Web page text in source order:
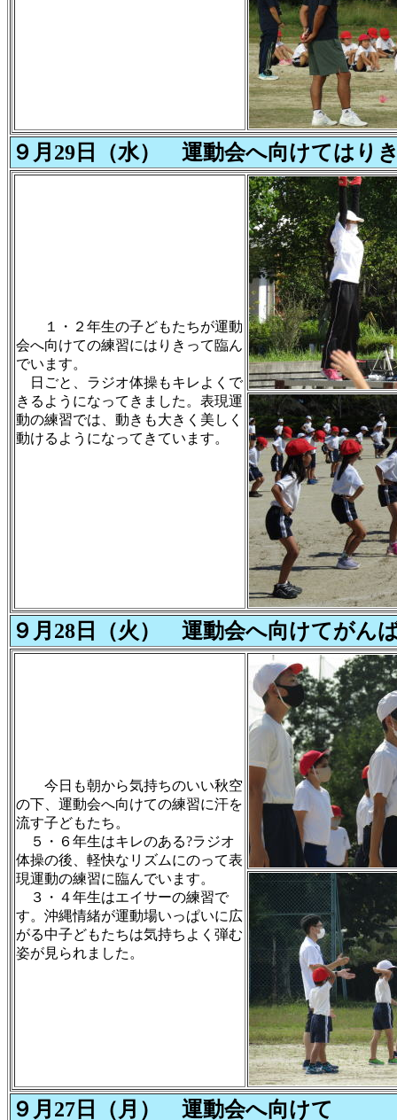
９月29日（水） 運動会へ向けてはり
１・２年生の子どもたちが運動
会へ向けての練習にはりきって臨ん
でいます。
日ごと、ラジオ体操もキレよくで
きるようになってきました。表現運
動の練習では、動きも大きく美しく
動けるようになってきています。
９月28日（火） 運動会へ向けてがん
今日も朝から気持ちのいい秋空
の下、運動会へ向けての練習に汗を
流す子どもたち。
５・６年生はキレのある?ラジオ
体操の後、軽快なリズムにのって表
現運動の練習に臨んでいます。
３・４年生はエイサーの練習で
す。沖縄情緒が運動場いっぱいに広
がる中子どもたちは気持ちよく弾む
姿が見られました。
９月27日（月） 運動会へ向けて